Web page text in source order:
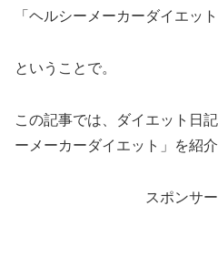
「ヘルシーメーカーダイエット
ということで。
この記事では、ダイエット日
ーメーカーダイエット」を紹
スポンサ